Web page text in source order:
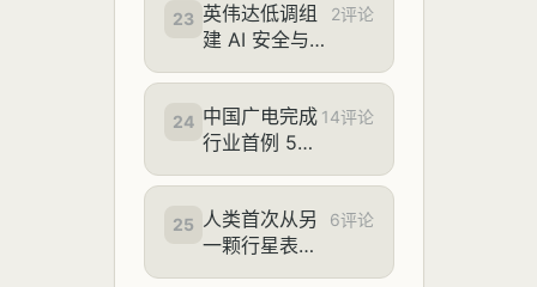
布，限时上线
“轻松还”金融
方案
23 英伟达低调组
建 AI 安全与网
信念”
2评论
24 中国广电完成
行业首例 5G
基站接入验
证，正式接入
国家应急保障
14评论
25 人类首次从另
一颗行星表面
6评论